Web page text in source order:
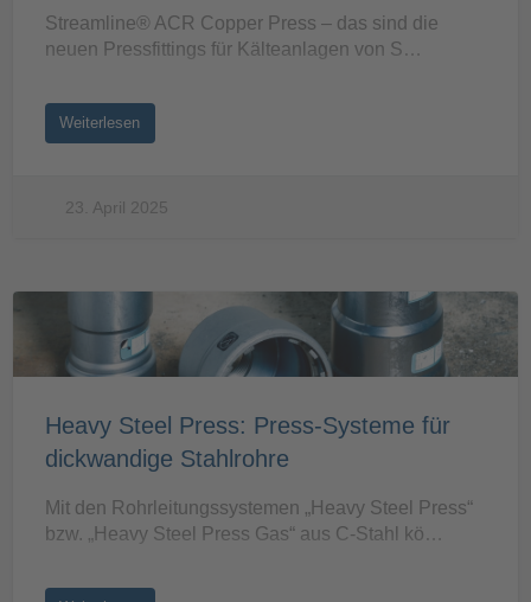
Streamline® ACR Copper Press – das sind die
neuen Pressfittings für Kälteanlagen von S…
Weiterlesen
23. April 2025
Heavy Steel Press: Press-Systeme für
dickwandige Stahlrohre
Mit den Rohrleitungssystemen „Heavy Steel Press“
bzw. „Heavy Steel Press Gas“ aus C-Stahl kö…